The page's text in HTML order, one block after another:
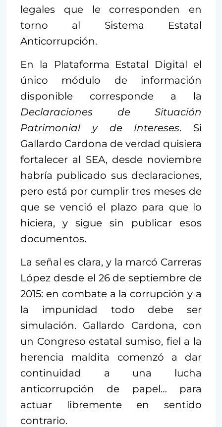
legales que le corresponden en
torno al Sistema Estatal
Anticorrupción.
En la Plataforma Estatal Digital el
único módulo de información
disponible corresponde a la
Declaraciones de Situación
Patrimonial y de Intereses. Si
Gallardo Cardona de verdad quisiera
fortalecer al SEA, desde noviembre
habría publicado sus declaraciones,
pero está por cumplir tres meses de
que se venció el plazo para que lo
hiciera, y sigue sin publicar esos
documentos.
La señal es clara, y la marcó Carreras
López desde el 26 de septiembre de
2015: en combate a la corrupción y a
la impunidad todo debe ser
simulación. Gallardo Cardona, con
un Congreso estatal sumiso, fiel a la
herencia maldita comenzó a dar
continuidad a una lucha
anticorrupción de papel… para
actuar libremente en sentido
contrario.